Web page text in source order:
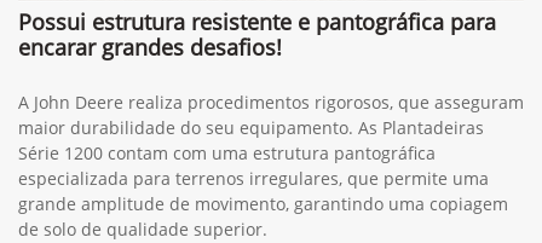
Possui estrutura resistente e pantográfica para
encarar grandes desafios!
A John Deere realiza procedimentos rigorosos, que asseguram
maior durabilidade do seu equipamento. As Plantadeiras
Série 1200 contam com uma estrutura pantográfica
especializada para terrenos irregulares, que permite uma
grande amplitude de movimento, garantindo uma copiagem
de solo de qualidade superior.